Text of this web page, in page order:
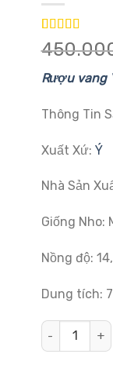
5.00trên 5
dựa trên
21
Rượu vang
Thông Tin
Xuất Xứ: Ý
Nhà Sản
Giống Nho:
Nồng độ:
Dung tích:
Rượu Vang Ý